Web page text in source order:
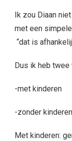
Ik zou Diaan
met een
“dat is
Dus ik heb
-met kinderen
-zonder kinderen
Met kinderen: